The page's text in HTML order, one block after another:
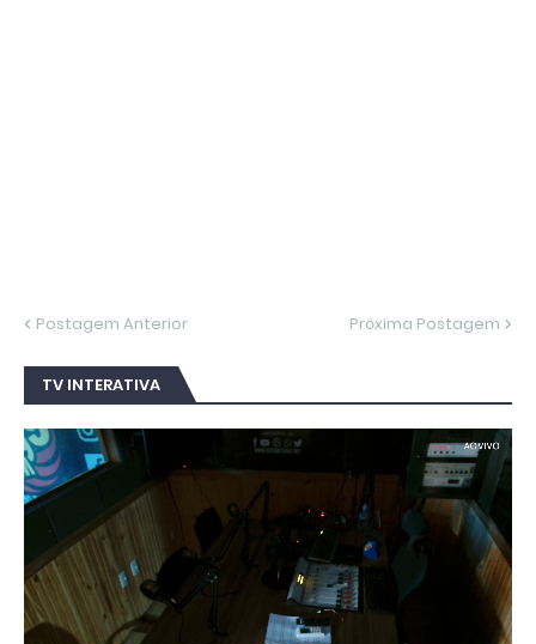
Postagem Anterior Próxima Postagem
TV INTERATIVA